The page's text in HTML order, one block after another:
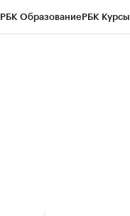
РБК ОбразованиеРБК Курсы